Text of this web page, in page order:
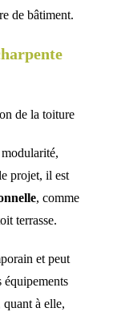
de bâtiment.
projet, il est
, comme
terrasse.
et peut
équipements
à elle,